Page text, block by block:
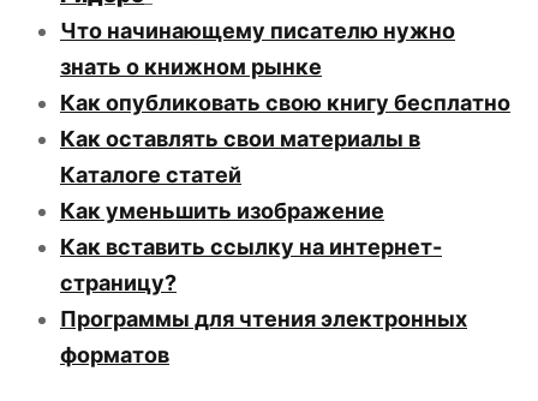
Что начинающему писателю нужно
знать о книжном рынке
Как опубликовать свою книгу бесплатно
Как оставлять свои материалы в
Каталоге статей
Как уменьшить изображение
Как вставить ссылку на интернет-
страницу?
Программы для чтения электронных
форматов